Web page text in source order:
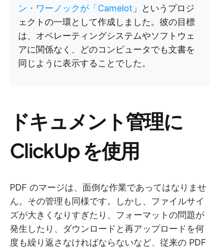
ン・ワーノックが「Camelot 」というプロジ
ェクトの一環として作成しました。彼の目標
は、オペレーティングシステムやソフトウェ
アに関係なく、どのコンピュータでも文書を
同じように表示することでした。
ドキュメント管理に
ClickUp を使用
PDF のマージは、面倒な作業であってはなりませ
ん。その管理も同様です。しかし、ファイルサイ
ズが大きくなりすぎたり、フォーマットの問題が
発生したり、ダウンロードと再アップロードを何
度も繰り返さなければならないなど、従来の PDF